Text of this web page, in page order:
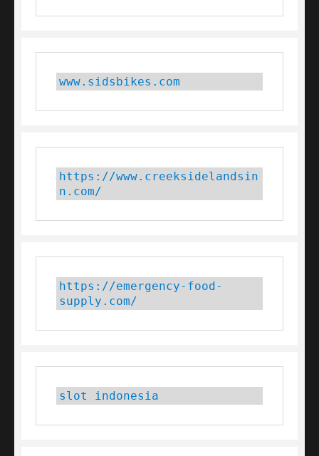
www.sidsbikes.com
https://www.creeksidelandsin
n.com/
https://emergency-food-
supply.com/
slot indonesia